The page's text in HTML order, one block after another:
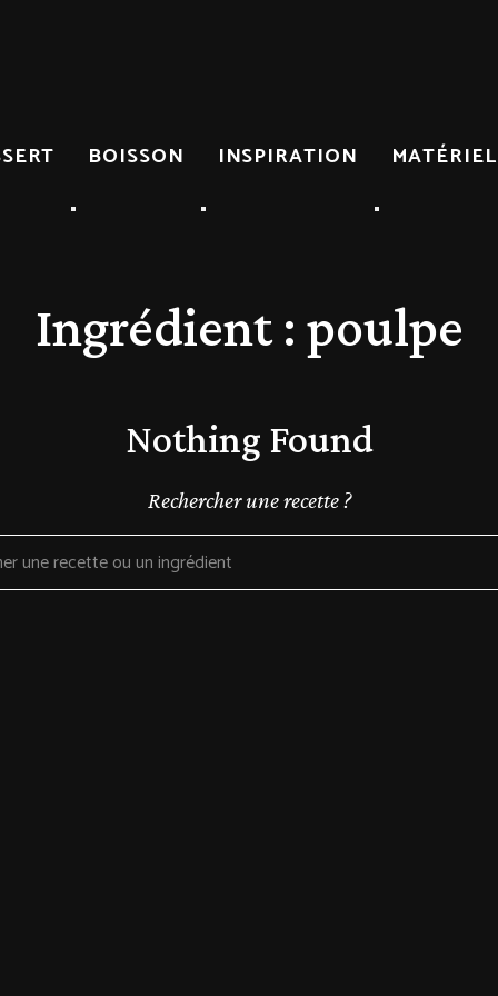
BOISSON INSPIRATION MATÉRIEL
Ingrédient : poulpe
Nothing Found
Rechercher une recette ?